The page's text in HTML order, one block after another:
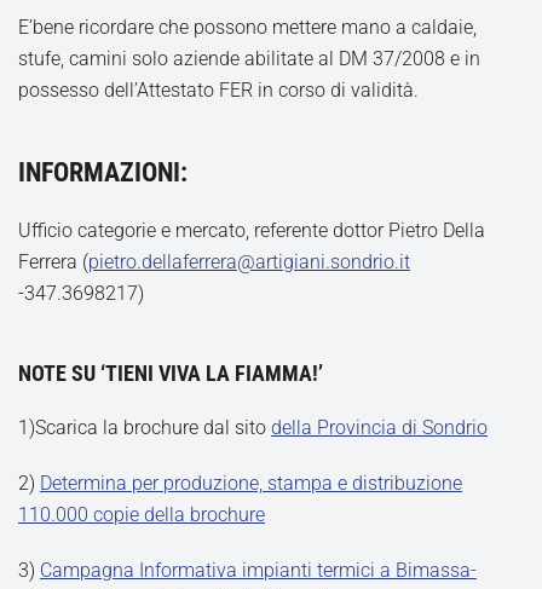
E’bene ricordare che possono mettere mano a caldaie,
stufe, camini solo aziende abilitate al DM 37/2008 e in
possesso dell’Attestato FER in corso di validità.
INFORMAZIONI:
Ufficio categorie e mercato, referente dottor Pietro Della
Ferrera (pietro.dellaferrera@artigiani.sondrio.it
-347.3698217)
NOTE SU ‘TIENI VIVA LA FIAMMA!’
1)Scarica la brochure dal sito della Provincia di Sondrio
2) Determina per produzione, stampa e distribuzione
110.000 copie della brochure
3) Campagna Informativa impianti termici a Bimassa-